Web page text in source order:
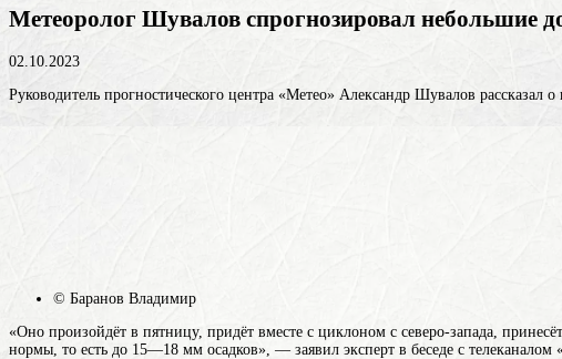
Метеоролог Шувалов спрогнозировал небольшие
02.10.2023
Руководитель прогностического центра «Метео» Александр Шувалов
© Баранов Владимир
«Оно произойдёт в пятницу, придёт вместе с циклоном с северо-запада,
нормы, то есть до 15—18 мм осадков», — заявил эксперт в беседе с телеканалом